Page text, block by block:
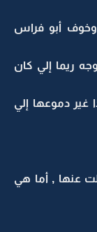
وخوف أبو فراس
ريما إلي كان
دموعها إلي
عنها , أما هي